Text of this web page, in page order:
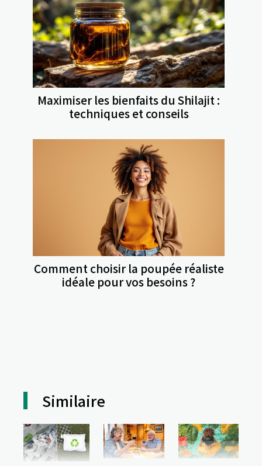
Maximiser les bienfaits du Shilajit :
techniques et conseils
Comment choisir la poupée réaliste
idéale pour vos besoins ?
Similaire